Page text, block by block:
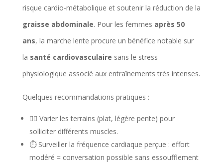
risque cardio-métabolique et soutenir la réduction de la
graisse abdominale. Pour les femmes après 50
ans, la marche lente procure un bénéfice notable sur
la santé cardiovasculaire sans le stress
physiologique associé aux entraînements très intenses.
Quelques recommandations pratiques :
🚶‍♀️ Varier les terrains (plat, légère pente) pour
solliciter différents muscles.
⏱️ Surveiller la fréquence cardiaque perçue : effort
modéré = conversation possible sans essoufflement